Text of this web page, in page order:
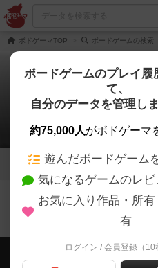
ボドゲーマTOP ボードゲームの検索
ラッツ・オ
0件のルー
6
ラッツ・オブ・ウ
会員の
ボードゲームのプレイ履
て、
自分のデータを管理し
約75,000人がボドゲーマ
遊んだボードゲーム
気になるゲームのレ
お気に入り作品・所
有
ログイン / 会員登録（10